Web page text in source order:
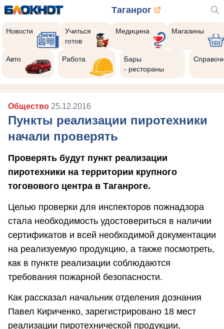
Таганрог
Новости
Учиться
готов
Медицина Магазины
Авто Работа
Бары
- рестораны
Общество 25.12.2016
Пункты реализации пиротехники
начали проверять
Проверять будут пункт реализации
пиротехники на территории крупного
тоговового центра в Таганроге.
Целью проверки для инспекторов пожнадзора
стала необходимость удостовериться в наличии
сертификатов и всей необходимой документации
на реализуемую продукцию, а также посмотреть,
как в пункте реализации соблюдаются
требования пожарной безопасности.
Как рассказал начальник отделения дознания
Павел Кириченко, зарегистрировано 18 мест
реализации пиротехнической продукции,